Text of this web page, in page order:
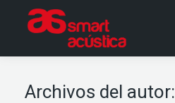
Archivos del autor: